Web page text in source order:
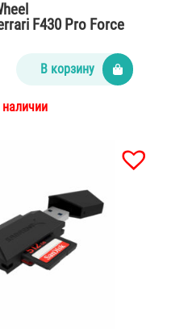
F430 Pro Force
В корзину